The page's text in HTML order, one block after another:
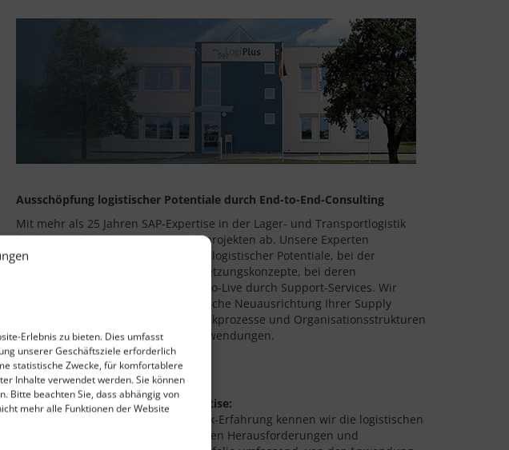
Erlebnis zu bieten. Dies umfasst
unserer Geschäftsziele erforderlich
statistische Zwecke, für komfortablere
Inhalte verwendet werden. Sie können
Bitte beachten Sie, dass abhängig von
mehr alle Funktionen der Website
Ausschöpfung logistischer Potentiale durch End-to-End-Consulting
Mit mehr als 25 Jahren SAP-Expertise in der Lager- und Transportlogistik
decken wir alle Phasen von Logistikprojekten ab. Unsere Experten
unterstützen bei der Identifizierung logistischer Potentiale, bei der
Erstellung maßgeschneiderter Umsetzungskonzepte, bei deren
Implementierung sowie nach dem Go-Live durch Support-Services. Wir
unterstützen bspw. bei der strategische Neuausrichtung Ihrer Supply
Chain, beim (Re-)Design Ihrer Logistikprozesse und Organisationsstrukturen
oder bei der Optimierung der IT-Anwendungen.
Unsere Kernkompetenzen:
Logistik-, SAP- & Branchenexpertise:
Mit jahrzehntelanger Lagerlogistik-Erfahrung kennen wir die logistischen
Prozesse und branchenspezifischen Herausforderungen und